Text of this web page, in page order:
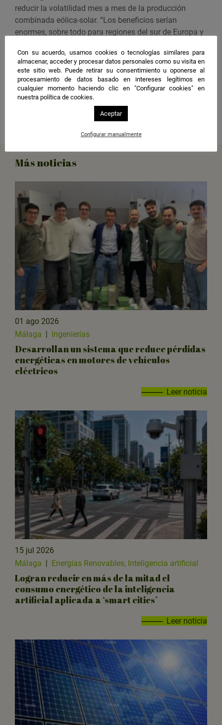
reducir la volatilidad mes a mes de la producción
combinada eólica-solar. “Los beneficios serían
enormes, sobre todo para regiones del sur de Europa y
Imagen 1.La integración de renovables en los planes
de desarrollo se ve comprometida por laintermitencia
de su producción, sujeta a la variabilidad de las
condiciones atmosféricas. / Fuente:
Compartir
Más noticias
01 ago 2026
Málaga | Ingenierías
Desarrollan un sistema que reduce pérdidas
energéticas en motores de vehículos
eléctricos
Leer noticia
15 jul 2026
Málaga | Energías Renovables, Inteligencia artificial
Logran reducir en más de la mitad el
consumo energético de la inteligencia
artificial aplicada a ‘smart cities’
Leer noticia
Con su acuerdo, usamos cookies o tecnologías similares para
almacenar, acceder y procesar datos personales como su visita en
este sitio web. Puede retirar su consentimiento u oponerse al
procesamiento de datos basado en intereses legítimos en
cualquier momento haciendo clic en "Configurar cookies" en
nuestra política de cookies.
Aceptar
Configurar manualmente